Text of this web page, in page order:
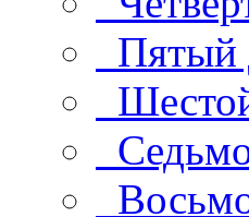
Пятый